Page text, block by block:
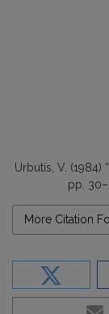
Urbutis, V. (1984)
pp.
More Citation